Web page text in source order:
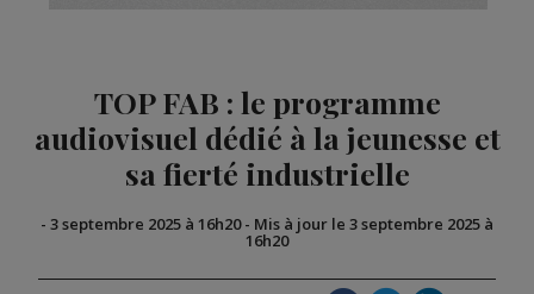
TOP FAB : le programme
audiovisuel dédié à la jeunesse et
sa fierté industrielle
- 3 septembre 2025 à 16h20- Mis à jour le 3 septembre 2025 à
16h20